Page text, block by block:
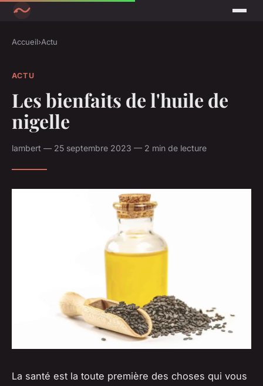
Accueil›Actu
ACTU
Les bienfaits de l'huile de
nigelle
lambert — 25 septembre 2023 — 2 min de lecture
La santé est la toute première des choses qui vous